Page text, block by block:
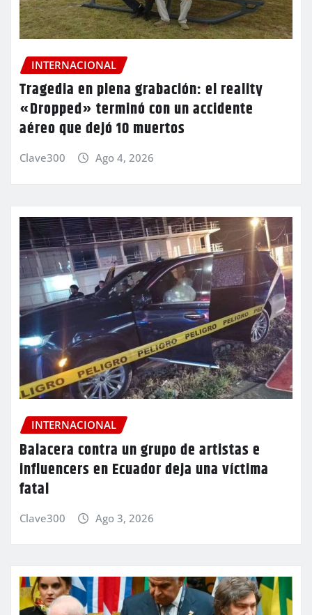
INTERNACIONAL
Tragedia en plena grabación: el reality
«Dropped» terminó con un accidente
aéreo que dejó 10 muertos
Clave300 Ago 4, 2026
INTERNACIONAL
Balacera contra un grupo de artistas e
influencers en Ecuador deja una víctima
fatal
Clave300 Ago 3, 2026